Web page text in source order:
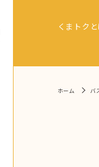
くまトク
ホーム バ